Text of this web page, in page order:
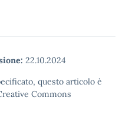
22.10.2024
questo articolo è
Commons